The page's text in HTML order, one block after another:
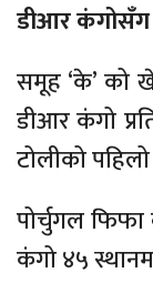
डीआर कंगोसँग
समूह ‘के’ को
डीआर कंगो
टोलीको
पोर्चुगल
कंगो ४५